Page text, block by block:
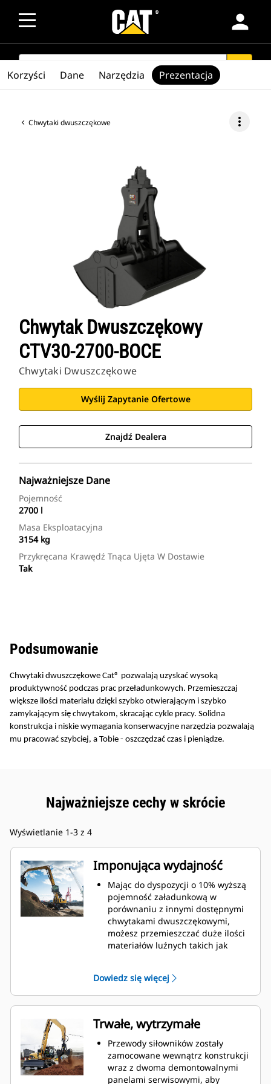
person
SEARCH
Chwytaki dwuszczękowe more_vert
Chwytak Dwuszczękowy
CTV30-2700-BOCE
Chwytaki Dwuszczękowe
Wyślij Zapytanie Ofertowe
Znajdź Dealera
Najważniejsze Dane
Pojemność
2700 l
Masa Eksploatacyjna
3154 kg
Przykręcana Krawędź Tnąca Ujęta W Dostawie
Tak
Korzyści Dane Narzędzia Prezentacja
Podsumowanie
Chwytaki dwuszczękowe Cat® pozwalają uzyskać wysoką
produktywność podczas prac przeładunkowych. Przemieszczaj
większe ilości materiału dzięki szybko otwierającym i szybko
zamykającym się chwytakom, skracając cykle pracy. Solidna
konstrukcja i niskie wymagania konserwacyjne narzędzia pozwalają
mu pracować szybciej, a Tobie - oszczędzać czas i pieniądze.
Najważniejsze cechy w skrócie
Wyświetlanie 1-3 z 4
Imponująca wydajność
Mając do dyspozycji o 10% wyższą
pojemność załadunkową w
porównaniu z innymi dostępnymi
chwytakami dwuszczękowymi,
możesz przemieszczać duże ilości
materiałów luźnych takich jak
umożliwiają chwytanie i
przemieszczanie dużych ilości
materiału.
Imponująca siła zaciskowa szczęk
chwytaka w połączeniu z szybkim
otwieraniem i zamykaniem
pozwala skrócić cykle robocze i
realizować zadanie
przemieszczając więcej ton w
Dowiedz się więcej
Trwałe, wytrzymałe
Przewody siłowników zostały
zamocowane wewnątrz konstrukcji
wraz z dwoma demontowalnymi
panelami serwisowymi, aby